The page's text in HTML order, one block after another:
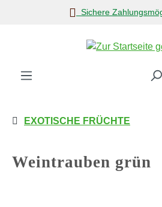
Zum Hauptinhalt springen
Sichere
EXOTISCHE FRÜCHTE
Weintrauben grün